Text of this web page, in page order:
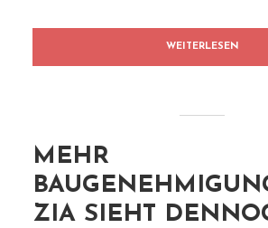
WEITERLESEN
MEHR
ZIA SIEHT